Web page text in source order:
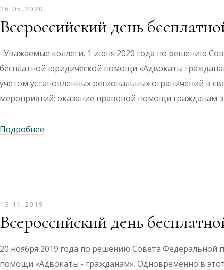
26.05.2020
Всероссийский день
Уважаемые коллеги, 1 июня 2020 года по решению
бесплатной юридической помощи «Адвокаты
учетом установленных региональных ограничений в
мероприятий: оказание правовой помощи гражданам
Подробнее
13.11.2019
Всероссийский день
20 ноября 2019 года по решению Совета Федеральной
помощи «Адвокаты - гражданам». Одновременно в